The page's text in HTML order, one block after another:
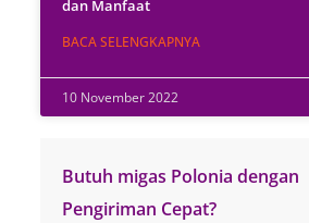
dan Manfaat
BACA SELENGKAPNYA
10 November 2022
Butuh migas Polonia dengan
Pengiriman Cepat?